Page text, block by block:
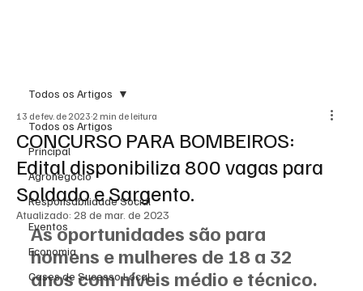
Todos os Artigos
Principal
Agronegócio
Responsabilidade Social
Eventos
Economia
Cases de Sucesso Local
Todos os Artigos
CONCURSO PARA BOMBEIROS:
Edital disponibiliza 800 vagas para
Soldado e Sargento.
13 de fev. de 2023 2 min de leitura
Atualizado: 28 de mar. de 2023
As oportunidades são para
homens e mulheres de 18 a 32
anos com níveis médio e técnico.